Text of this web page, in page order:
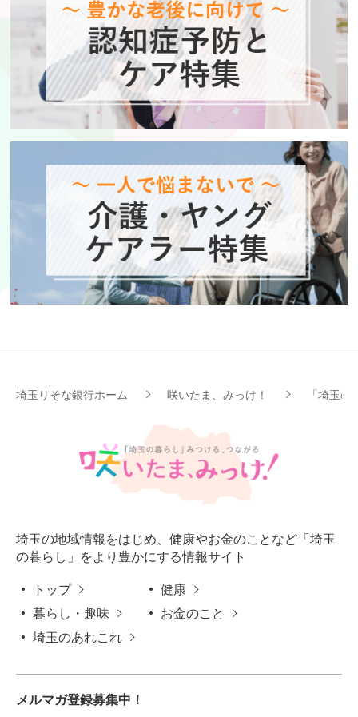
埼玉りそな銀行ホーム 咲いたま、みっけ！ 「埼玉
埼玉の地域情報をはじめ、健康やお金のことなど「埼玉
の暮らし」をより豊かにする情報サイト
トップ
健康
暮らし・趣味
お金のこと
埼玉のあれこれ
メルマガ登録募集中！